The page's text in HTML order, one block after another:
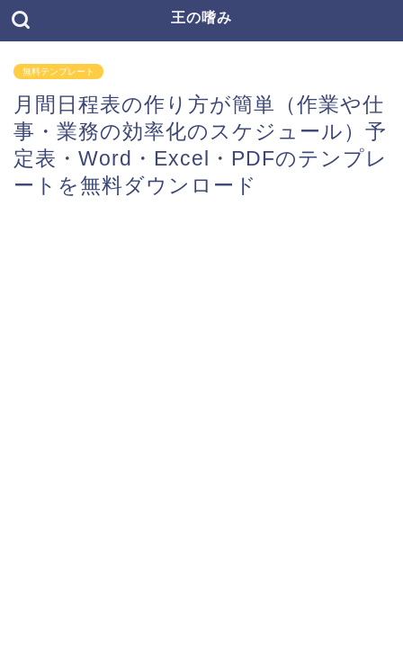
王の嗜み
無料テンプレート
月間日程表の作り方が簡単（作業や仕
事・業務の効率化のスケジュール）予
定表・Word・Excel・PDFのテンプレ
ートを無料ダウンロード